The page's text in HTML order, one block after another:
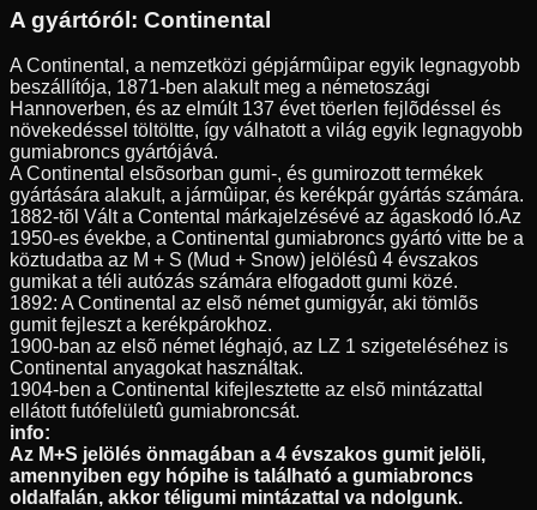
A gyártóról: Continental
A Continental, a nemzetközi gépjármûipar egyik legnagyobb
beszállítója, 1871-ben alakult meg a németoszági
Hannoverben, és az elmúlt 137 évet töerlen fejlõdéssel és
növekedéssel töltöltte, így válhatott a világ egyik legnagyobb
gumiabroncs gyártójává.
A Continental elsõsorban gumi-, és gumirozott termékek
gyártására alakult, a jármûipar, és kerékpár gyártás számára.
1882-tõl Vált a Contental márkajelzésévé az ágaskodó ló.Az
1950-es évekbe, a Continental gumiabroncs gyártó vitte be a
köztudatba az M + S (Mud + Snow) jelölésû 4 évszakos
gumikat a téli autózás számára elfogadott gumi közé.
1892: A Continental az elsõ német gumigyár, aki tömlõs
gumit fejleszt a kerékpárokhoz.
1900-ban az elsõ német léghajó, az LZ 1 szigeteléséhez is
Continental anyagokat használtak.
1904-ben a Continental kifejlesztette az elsõ mintázattal
ellátott futófelületû gumiabroncsát.
info:
Az M+S jelölés önmagában a 4 évszakos gumit jelöli,
amennyiben egy hópihe is található a gumiabroncs
oldalfalán, akkor téligumi mintázattal va ndolgunk.